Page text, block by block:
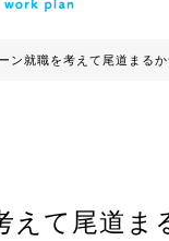
ン就職を考えて尾道まるか
えて尾道ま